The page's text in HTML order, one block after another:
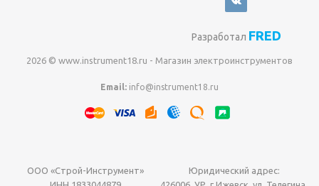
Разработал FRED
2026 © www.instrument18.ru - Магазин электроинструментов
Email: info@instrument18.ru
ООО «Строй-Инструмент»
Юридический адрес: